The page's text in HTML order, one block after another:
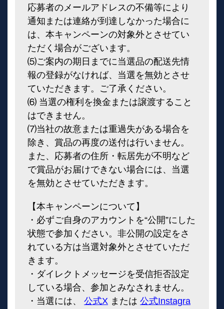
応募者のメールアドレスの不備等により
通知または連絡が到達しなかった場合に
は、本キャンペーンの対象外とさせてい
ただく場合がございます。
⑸ご案内の期日までに当選品の配送先情
報の登録がなければ、当選を無効とさせ
ていただきます。ご了承ください。
⑹ 当選の権利を換金または譲渡すること
はできません。
⑺当社の故意または重過失がある場合を
除き、賞品の再度の送付は行いません。
また、応募者の住所・転居先が不明など
で賞品がお届けできない場合には、当選
を無効とさせていただきます。
【本キャンペーンについて】
・必ずご自身のアカウントを“公開”にした
状態で参加ください。非公開の設定をさ
れている方は当選対象外とさせていただ
きます。
・ダイレクトメッセージを受信拒否設定
している場合、参加とみなされません。
・当選には、 公式X または 公式Instagra